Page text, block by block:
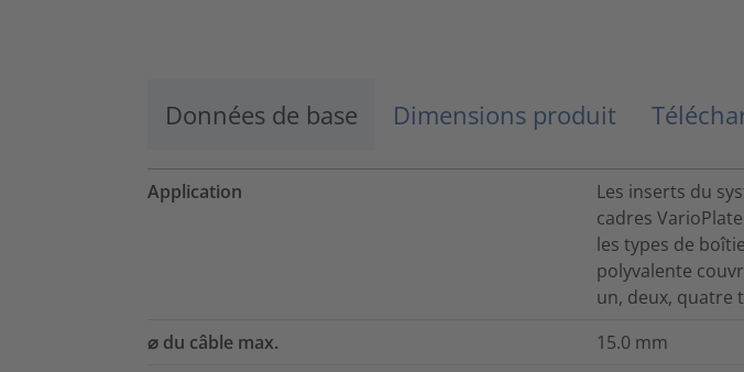
powered byUsercentrics Consent
Données de base Dimensions produit
Application
Les inserts du
cadres
les types de
polyvalente
un, deux, quatre
⌀ du câble max.
15.0 mm